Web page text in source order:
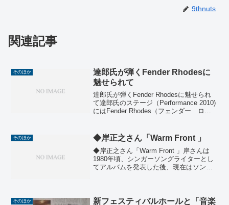
9thnuts
関連記事
そのほか
達郎氏が弾くFender Rhodesに
魅せられて
達郎氏が弾くFender Rhodesに魅せられ
て達郎氏のステージ（Performance 2010)
にはFender Rhodes（フェンダー ロー
みてきます。ロ...
そのほか ◆岸正之さん「Warm Front 」
◆岸正之さん「Warm Front 」岸さんは
1980年頃、シンガーソングライターとし
てアルバムを発表した後、現在はソング
前です...
そのほか
新フェスティバルホールと「音楽